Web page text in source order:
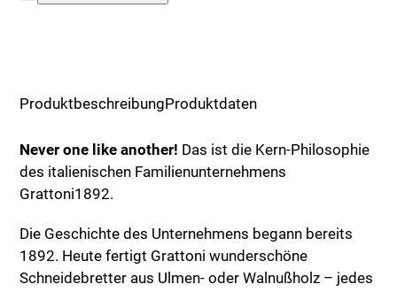
Grattoni,
Menge
ProduktbeschreibungProduktdaten
Never one like another! Das ist die Kern-Philosophie
des italienischen Familienunternehmens
Grattoni1892.
Die Geschichte des Unternehmens begann bereits
1892. Heute fertigt Grattoni wunderschöne
Schneidebretter aus Ulmen- oder Walnußholz – jedes